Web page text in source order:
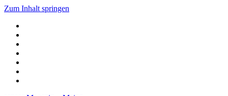
Zum Inhalt springen